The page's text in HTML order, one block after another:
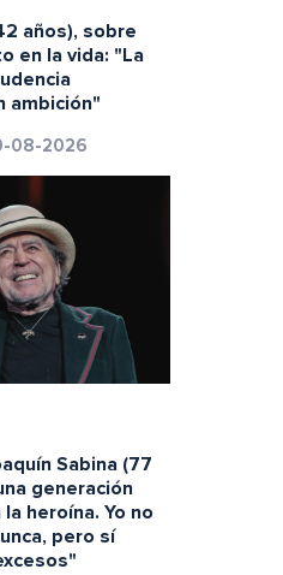
años), sobre
en la vida: "La
ambición"
08-2026
Sabina (77
generación
heroína. Yo no
pero sí